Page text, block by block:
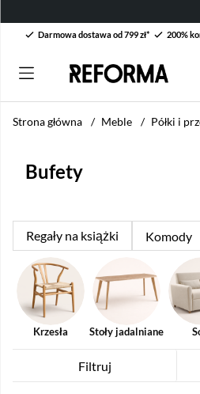
Darmowa dostawa od 799 zł* 200%
Strona główna Meble Półki i
Bufety
Regały na książki Komody
Krzesła Stoły jadalniane
Filtruj